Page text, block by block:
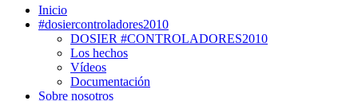
Inicio
#dosiercontroladores2010
DOSIER #CONTROLADORES2010
Los hechos
Vídeos
Documentación
Sobre nosotros